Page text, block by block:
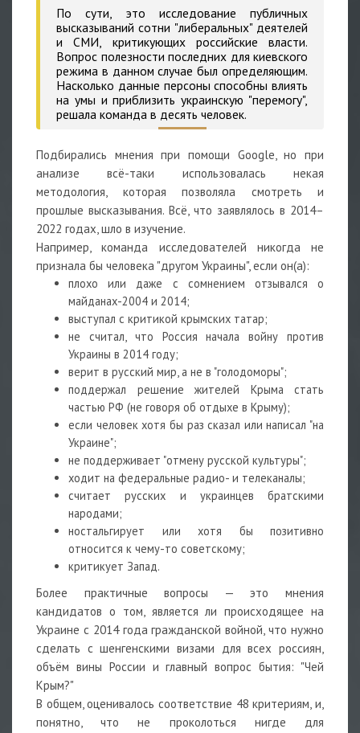
По сути, это исследование публичных
высказываний сотни "либеральных" деятелей
и СМИ, критикующих российские власти.
Вопрос полезности последних для киевского
режима в данном случае был определяющим.
Насколько данные персоны способны влиять
на умы и приблизить украинскую "перемогу",
решала команда в десять человек.
Подбирались мнения при помощи Google, но при
анализе всё-таки использовалась некая
методология, которая позволяла смотреть и
прошлые высказывания. Всё, что заявлялось в 2014–
2022 годах, шло в изучение.
Например, команда исследователей никогда не
признала бы человека "другом Украины", если он(а):
плохо или даже с сомнением отзывался о
майданах-2004 и 2014;
выступал с критикой крымских татар;
не считал, что Россия начала войну против
Украины в 2014 году;
верит в русский мир, а не в "голодоморы";
поддержал решение жителей Крыма стать
частью РФ (не говоря об отдыхе в Крыму);
если человек хотя бы раз сказал или написал "на
Украине";
не поддерживает "отмену русской культуры";
ходит на федеральные радио- и телеканалы;
считает русских и украинцев братскими
народами;
ностальгирует или хотя бы позитивно
относится к чему-то советскому;
критикует Запад.
Более практичные вопросы — это мнения
кандидатов о том, является ли происходящее на
Украине с 2014 года гражданской войной, что нужно
сделать с шенгенскими визами для всех россиян,
объём вины России и главный вопрос бытия: "Чей
Крым?"
В общем, оценивалось соответствие 48 критериям, и,
понятно, что не проколоться нигде для